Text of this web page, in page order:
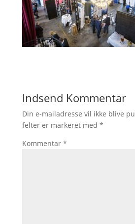
Indsend Kommentar
Din e-mailadresse vil ikke blive
felter er markeret med *
Kommentar *